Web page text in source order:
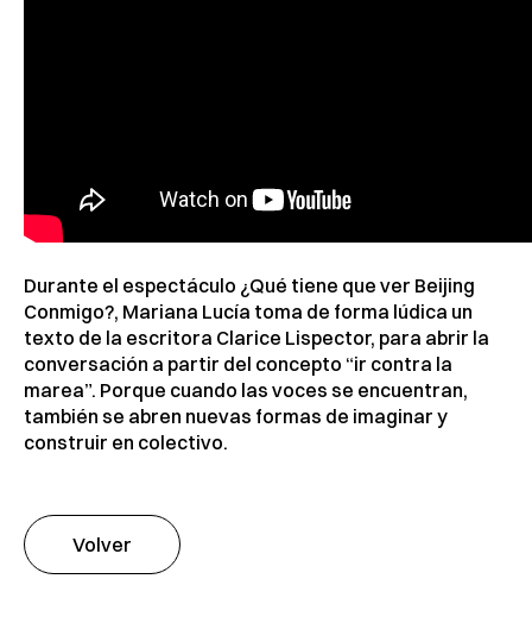
Durante el espectáculo ¿Qué tiene que ver Beijing
Conmigo?, Mariana Lucía toma de forma lúdica un
texto de la escritora Clarice Lispector, para abrir la
conversación a partir del concepto “ir contra la
marea”. Porque cuando las voces se encuentran,
también se abren nuevas formas de imaginar y
construir en colectivo.
Volver